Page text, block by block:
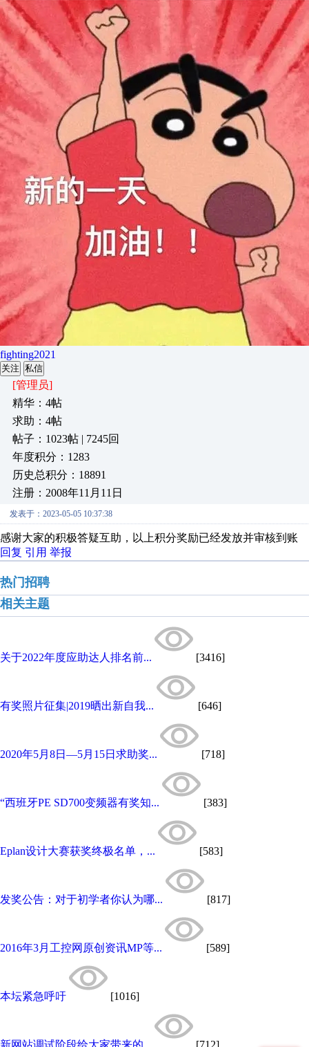
fighting2021
关注 私信
[管理员]
精华：4帖
求助：4帖
帖子：1023帖 | 7245回
年度积分：1283
历史总积分：18891
注册：2008年11月11日
发表于：2023-05-05 10:37:38
感谢大家的积极答疑互助，以上积分奖励已经发放并审核到账
回复 引用 举报
热门招聘
相关主题
关于2022年度应助达人排名前... [3416]
有奖照片征集|2019晒出新自我... [646]
2020年5月8日—5月15日求助奖... [718]
“西班牙PE SD700变频器有奖知... [383]
Eplan设计大赛获奖终极名单，... [583]
发奖公告：对于初学者你认为哪... [817]
2016年3月工控网原创资讯MP等... [589]
本坛紧急呼吁 [1016]
新网站调试阶段给大家带来的... [712]